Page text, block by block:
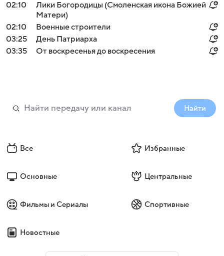
02:10
Лики Богородицы (Смоленская икона Божией
Матери)
02:10
Военные строители
03:25
День Патриарха
03:35
От воскресенья до воскресения
Найти
Все Избранные
Основные Центральные
Фильмы и Сериалы Спортивные
Новостные